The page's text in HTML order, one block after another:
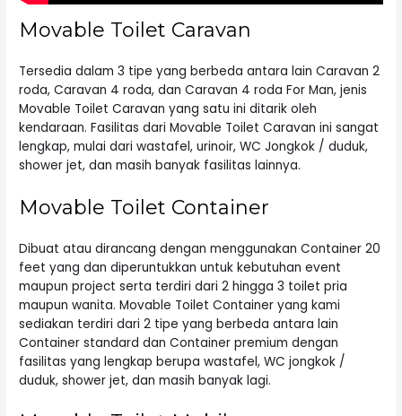
Movable Toilet Caravan
Tersedia dalam 3 tipe yang berbeda antara lain Caravan 2
roda, Caravan 4 roda, dan Caravan 4 roda For Man, jenis
Movable Toilet Caravan yang satu ini ditarik oleh
kendaraan. Fasilitas dari Movable Toilet Caravan ini sangat
lengkap, mulai dari wastafel, urinoir, WC Jongkok / duduk,
shower jet, dan masih banyak fasilitas lainnya.
Movable Toilet Container
Dibuat atau dirancang dengan menggunakan Container 20
feet yang dan diperuntukkan untuk kebutuhan event
maupun project serta terdiri dari 2 hingga 3 toilet pria
maupun wanita. Movable Toilet Container yang kami
sediakan terdiri dari 2 tipe yang berbeda antara lain
Container standard dan Container premium dengan
fasilitas yang lengkap berupa wastafel, WC jongkok /
duduk, shower jet, dan masih banyak lagi.